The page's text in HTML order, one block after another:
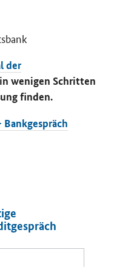
der
wenigen Schritten
finden.